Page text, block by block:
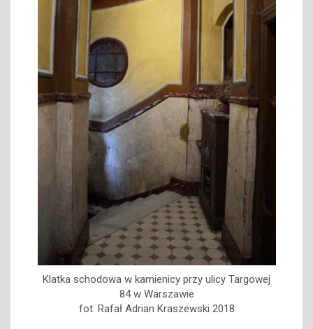
Klatka schodowa w kamienicy przy ulicy Targowej
84 w Warszawie
fot. Rafał Adrian Kraszewski 2018